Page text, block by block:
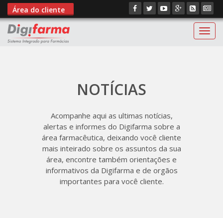
Área do cliente
NOTÍCIAS
Acompanhe aqui as ultimas notícias,
alertas e informes do Digifarma sobre a
área farmacêutica, deixando você cliente
mais inteirado sobre os assuntos da sua
área, encontre também orientações e
informativos da Digifarma e de orgãos
importantes para você cliente.